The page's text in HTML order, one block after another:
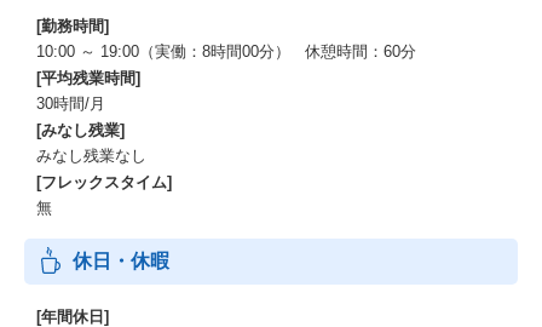
[勤務時間]
10:00 ～ 19:00（実働：8時間00分） 休憩時間：60分
[平均残業時間]
30時間/月
[みなし残業]
みなし残業なし
[フレックスタイム]
無
休日・休暇
[年間休日]